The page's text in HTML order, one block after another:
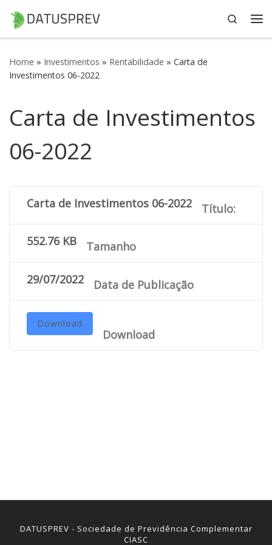
Skip to content
Search
Home » Investimentos » Rentabilidade » Carta de
Investimentos 06-2022
Carta de Investimentos
06-2022
Carta de Investimentos 06-2022 Título:
552.76 KB Tamanho
29/07/2022 Data de Publicação
Download
Download
DATUSPREV - Sociedade de Previdência Complementar
CIASC